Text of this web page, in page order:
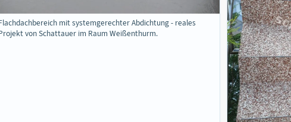
mit systemgerechter Abdichtung - reales
von Schattauer im Raum Weißenthurm.